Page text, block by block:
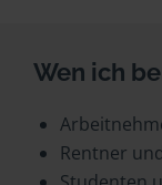
Wen ich
Rentner